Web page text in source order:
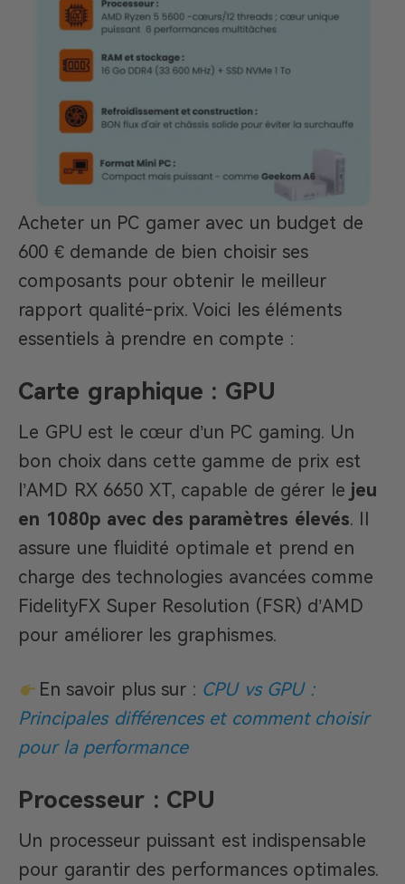
Acheter un PC gamer avec un budget de
600 € demande de bien choisir ses
composants pour obtenir le meilleur
rapport qualité-prix. Voici les éléments
essentiels à prendre en compte :
Carte graphique : GPU
Le GPU est le cœur d’un PC gaming. Un
bon choix dans cette gamme de prix est
l’AMD RX 6650 XT, capable de gérer le jeu
en 1080p avec des paramètres élevés. Il
assure une fluidité optimale et prend en
charge des technologies avancées comme
FidelityFX Super Resolution (FSR) d’AMD
pour améliorer les graphismes.
En savoir plus sur : CPU vs GPU :
Principales différences et comment choisir
pour la performance
Processeur : CPU
Un processeur puissant est indispensable
pour garantir des performances optimales.